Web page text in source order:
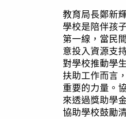
教育局長鄭新
學校是陪伴孩
第一線，當民
意投入資源支
對學校推動學
扶助工作而言
重要的力量。
來透過獎助學
協助學校鼓勵